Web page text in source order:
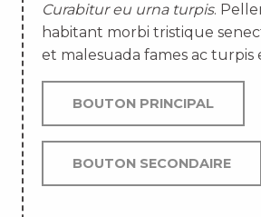
Curabitur eu urna turpis.
habitant morbi tristique
et malesuada fames ac turpis
BOUTON PRINCIPAL
BOUTON SECONDAIRE